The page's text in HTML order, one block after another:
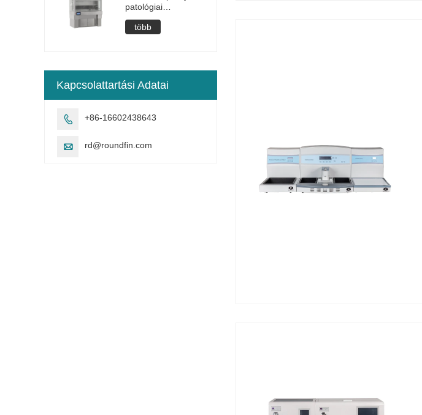
patológiai
makroszkópos
mintafeldolgozó
több
Kapcsolattartási Adatai
 +86-16602438643
 rd@roundfin.com